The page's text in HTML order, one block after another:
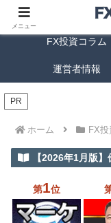
FX商材ランキン
FX投資コラム
運営者情報
PR
ホーム FX
【2026年1月版
第1位
メニュー